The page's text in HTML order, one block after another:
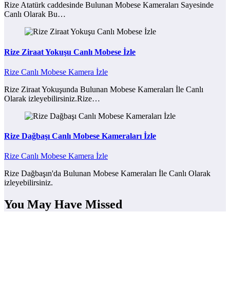
Rize Atatürk caddesinde Bulunan Mobese Kameraları Sayesinde
Canlı Olarak Bu…
Rize Ziraat Yokuşu Canlı Mobese İzle
Rize Canlı Mobese Kamera İzle
Rize Ziraat Yokuşunda Bulunan Mobese Kameraları İle Canlı
Olarak izleyebilirsiniz.Rize…
Rize Dağbaşı Canlı Mobese Kameraları İzle
Rize Canlı Mobese Kamera İzle
Rize Dağbaşın'da Bulunan Mobese Kameraları İle Canlı Olarak
izleyebilirsiniz.
You May Have Missed